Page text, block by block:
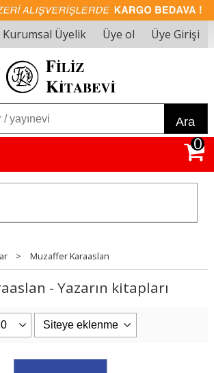
Kurumsal Üyelik Üye ol Üye Girişi
Ara
0
> Muzaffer Karaaslan
- Yazarın kitapları